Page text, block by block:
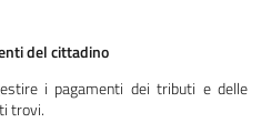
del cittadino
i pagamenti dei tributi e delle
trovi.